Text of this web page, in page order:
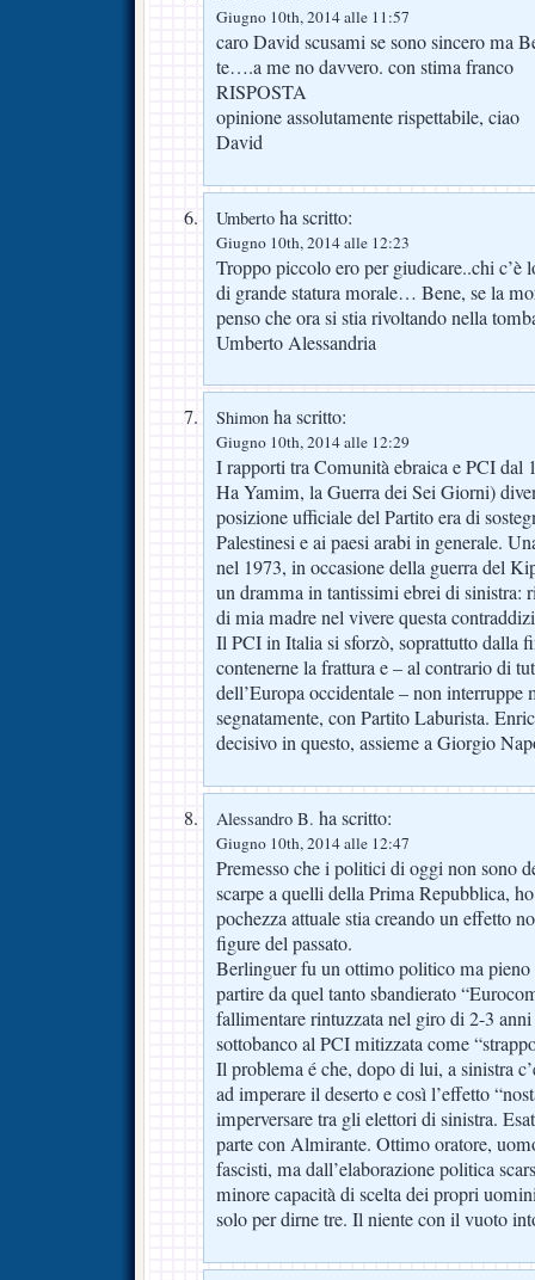
Giugno 10th, 2014 alle 11:57
caro David scusami se sono sincero ma
te….a me no davvero. con stima franco
RISPOSTA
opinione assolutamente rispettabile, ciao
David
Umberto ha scritto:
Giugno 10th, 2014 alle 12:23
Troppo piccolo ero per giudicare..chi c’è
di grande statura morale… Bene, se la
penso che ora si stia rivoltando nella
Umberto Alessandria
Shimon ha scritto:
Giugno 10th, 2014 alle 12:29
I rapporti tra Comunità ebraica e PCI dal
Ha Yamim, la Guerra dei Sei Giorni)
posizione ufficiale del Partito era di
Palestinesi e ai paesi arabi in generale.
nel 1973, in occasione della guerra del
un dramma in tantissimi ebrei di sinistra:
di mia madre nel vivere questa
Il PCI in Italia si sforzò, soprattutto dalla
contenerne la frattura e – al contrario di
dell’Europa occidentale – non interruppe
segnatamente, con Partito Laburista.
decisivo in questo, assieme a Giorgio
Alessandro B. ha scritto:
Giugno 10th, 2014 alle 12:47
Premesso che i politici di oggi non sono
scarpe a quelli della Prima Repubblica,
pochezza attuale stia creando un effetto
figure del passato.
Berlinguer fu un ottimo politico ma
partire da quel tanto sbandierato
fallimentare rintuzzata nel giro di 2-3
sottobanco al PCI mitizzata come
Il problema é che, dopo di lui, a sinistra
ad imperare il deserto e così l’effetto
imperversare tra gli elettori di sinistra.
parte con Almirante. Ottimo oratore,
fascisti, ma dall’elaborazione politica
minore capacità di scelta dei propri
solo per dirne tre. Il niente con il vuoto